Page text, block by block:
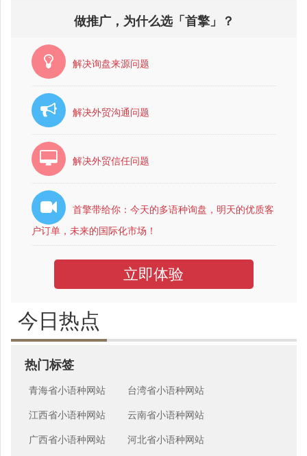
做推广，为什么选「首擎」？
解决询盘来源问题
解决外贸沟通问题
解决外贸信任问题
首擎带给你：今天的多语种询盘，明天的优质客
户订单，未来的国际化市场！
立即体验
今日热点
热门标签
青海省小语种网站 台湾省小语种网站
江西省小语种网站 云南省小语种网站
广西省小语种网站 河北省小语种网站